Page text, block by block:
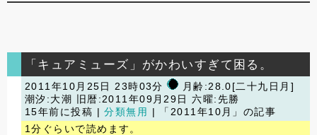
「キュアミューズ」がかわいすぎて困る。
2011年10月25日 23時03分
月齢:28.0[二十九日月]
潮汐:大潮
旧暦:2011年09月29日 六曜:先勝
15年前に投稿 |分類無用
| 「2011年10月」の記事
1分ぐらいで読めます。